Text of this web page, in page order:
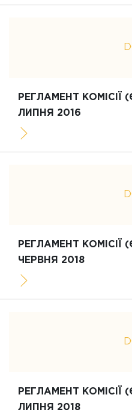
РЕГЛАМЕНТ КОМІСІЇ
ЛИПНЯ 2016
РЕГЛАМЕНТ КОМІСІЇ
ЧЕРВНЯ 2018
РЕГЛАМЕНТ КОМІСІЇ
ЛИПНЯ 2018